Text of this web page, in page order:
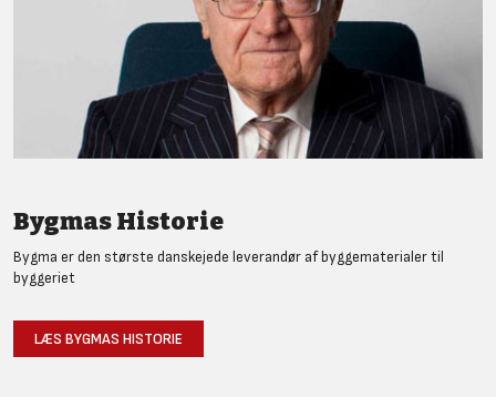
Bygmas Historie
Bygma er den største danskejede leverandør af byggematerialer til
byggeriet
LÆS BYGMAS HISTORIE